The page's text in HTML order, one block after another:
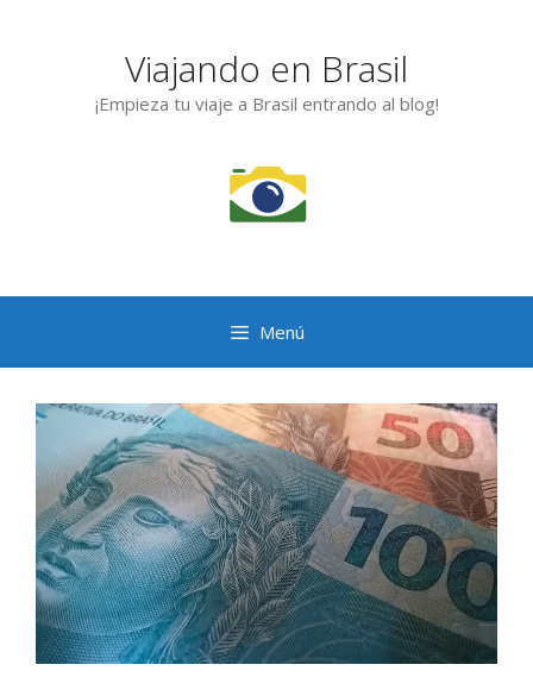
Viajando en Brasil
¡Empieza tu viaje a Brasil entrando al blog!
Menú